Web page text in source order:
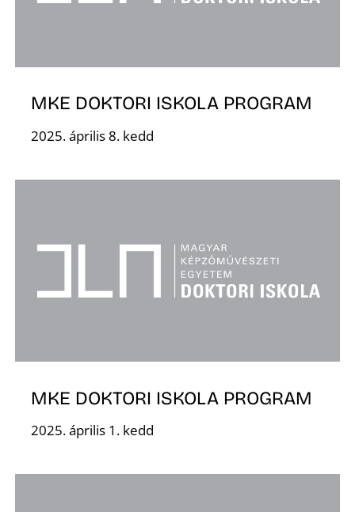
MKE DOKTORI ISKOLA PROGRAM
2025. április 8. kedd
MKE DOKTORI ISKOLA PROGRAM
2025. április 1. kedd